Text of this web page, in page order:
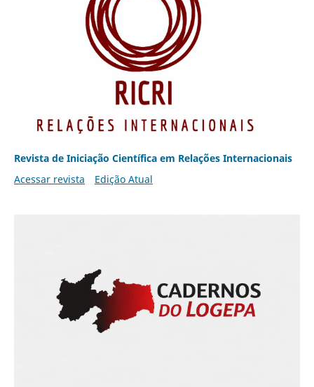
Revista de Iniciação Científica em Relações Internacionais
Acessar revista
Edição Atual